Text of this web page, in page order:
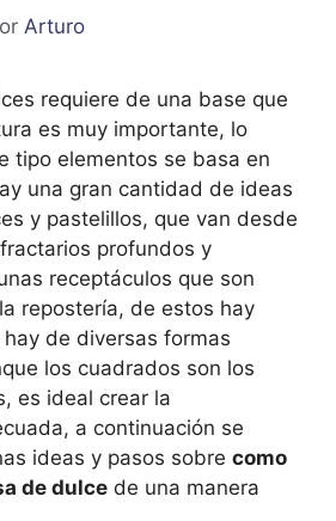
Arturo
requiere de una base que
es muy importante, lo
tipo elementos se basa en
una gran cantidad de ideas
y pastelillos, que van desde
profundos y
receptáculos que son
repostería, de estos hay
de diversas formas
los cuadrados son los
es ideal crear la
a continuación se
ideas y pasos sobre como
de dulce de una manera